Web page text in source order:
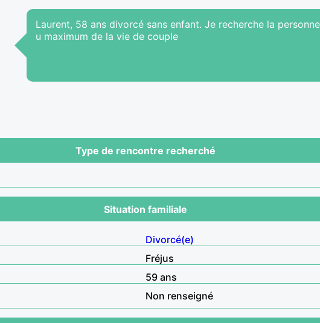
Laurent, 58 ans divorcé sans enfant. Je recherche la
u maximum de la vie de couple
Type de rencontre recherché
Situation familiale
Divorcé(e)
Fréjus
59 ans
Non renseigné